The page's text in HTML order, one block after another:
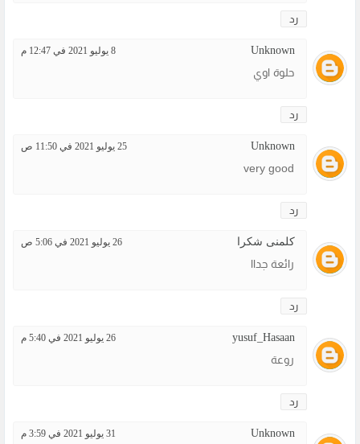
رد
Unknown 8 يوليو 2021 في 12:47 م
حلوة اوي
رد
Unknown 25 يوليو 2021 في 11:50 ص
very good
رد
كلمنى شكرا 26 يوليو 2021 في 5:06 ص
رائعة جداا
رد
yusuf_Hasaan 26 يوليو 2021 في 5:40 م
روعة
رد
Unknown 31 يوليو 2021 في 3:59 م